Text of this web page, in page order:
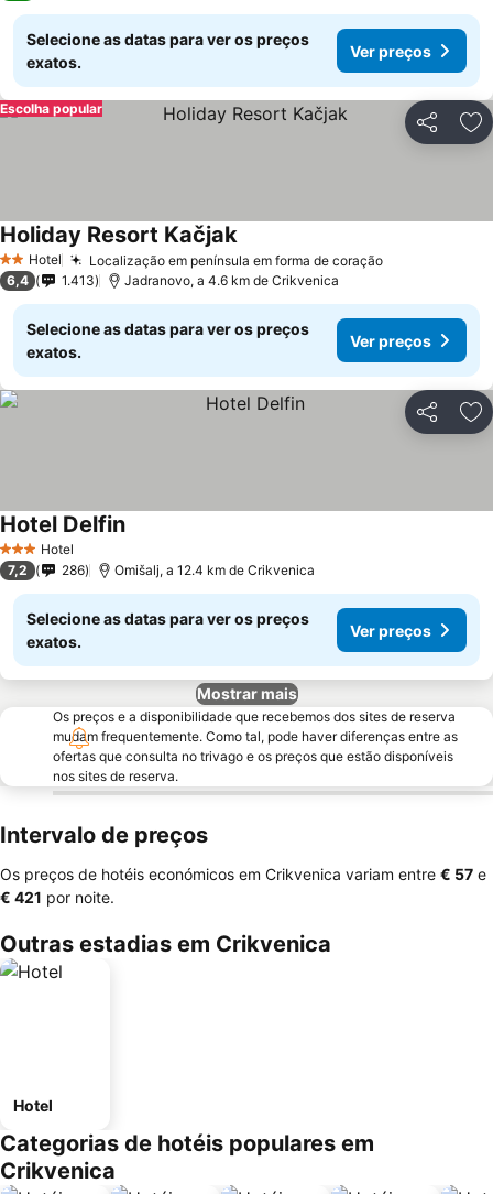
Selecione as datas para ver os preços
exatos.
Ver preços
Partilhar
Escolha popular
2 Estrelas
Hotel Localização em península em forma de coração
Holiday Resort Kačjak
6,4 1.413 Jadranovo, a 4.6 km de Crikvenica
Selecione as datas para ver os preços
exatos.
Ver preços
Partilhar
3 EstrelasHotel
Hotel Delfin
7,2 286 Omišalj, a 12.4 km de Crikvenica
Selecione as datas para ver os preços
exatos.
Ver preços
Mostrar mais
Os preços e a disponibilidade que recebemos dos sites de reserva
mudam frequentemente. Como tal, pode haver diferenças entre as
ofertas que consulta no trivago e os preços que estão disponíveis
nos sites de reserva.
Intervalo de preços
Os preços de hotéis económicos em Crikvenica variam entre ‎€ 57 e
‎€ 421 por noite.
Outras estadias em Crikvenica
Hotel
Categorias de hotéis populares em
Crikvenica